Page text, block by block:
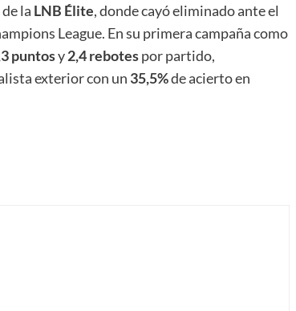
la LNB Élite, donde cayó eliminado ante el
League. En su primera campaña como
puntosy2,4 rebotespor partido,
exterior con un 35,5%de acierto en